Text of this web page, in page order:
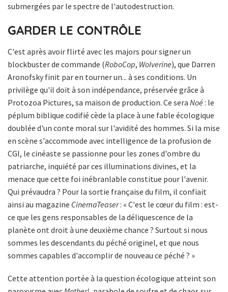
submergées par le spectre de l'autodestruction.
GARDER LE CONTRÔLE
C'est après avoir flirté avec les majors pour signer un
blockbuster de commande (RoboCop, Wolverine), que Darren
Aronofsky finit par en tourner un... à ses conditions. Un
privilège qu'il doit à son indépendance, préservée grâce à
Protozoa Pictures, sa maison de production. Ce sera Noé: le
péplum biblique codifié cède la place à une fable écologique
doublée d'un conte moral sur l'avidité des hommes. Si la mise
en scène s'accommode avec intelligence de la profusion de
CGI, le cinéaste se passionne pour les zones d'ombre du
patriarche, inquiété par ces illuminations divines, et la
menace que cette foi inébranlable constitue pour l'avenir.
Qui prévaudra ? Pour la sortie française du film, il confiait
ainsi au magazine CinemaTeaser: « C'est le cœur du film : est-
ce que les gens responsables de la déliquescence de la
planète ont droit à une deuxième chance ? Surtout si nous
sommes les descendants du péché originel, et que nous
sommes capables d'accomplir de nouveau ce péché ? »
Cette attention portée à la question écologique atteint son